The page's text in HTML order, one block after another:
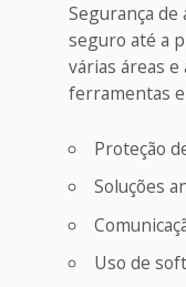
Segurança
seguro até a
várias áreas e
ferramentas
Proteção
Soluções
Uso de